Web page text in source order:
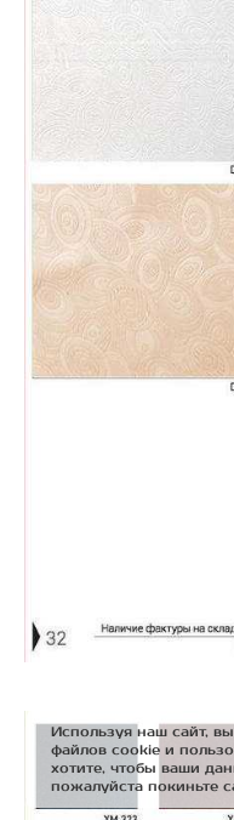
Используя наш сайт,
файлов cookie и
хотите, чтобы ваши
пожалуйста покиньте